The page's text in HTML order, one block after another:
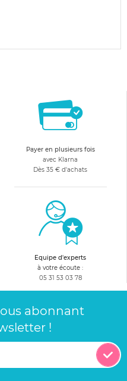
Payer en plusieurs fois
avec Klarna
Dès 35 € d'achats
Equipe d'experts
à votre écoute :
05 31 53 03 78
abonnant
!